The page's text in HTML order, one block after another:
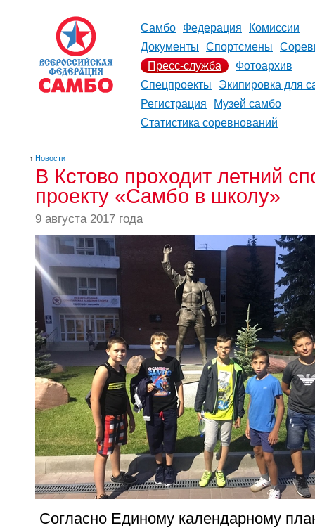
Самбо Федерация
Комиссии
Документы
Спортсмены
Пресс-служба
Фотоархив
Спецпроекты
Экипировка для
Регистрация
Музей самбо
Статистика соревнований
↑ Новости
В Кстово проходит летний
проекту «Самбо в школу»
9 августа 2017 года
Согласно Единому календарному